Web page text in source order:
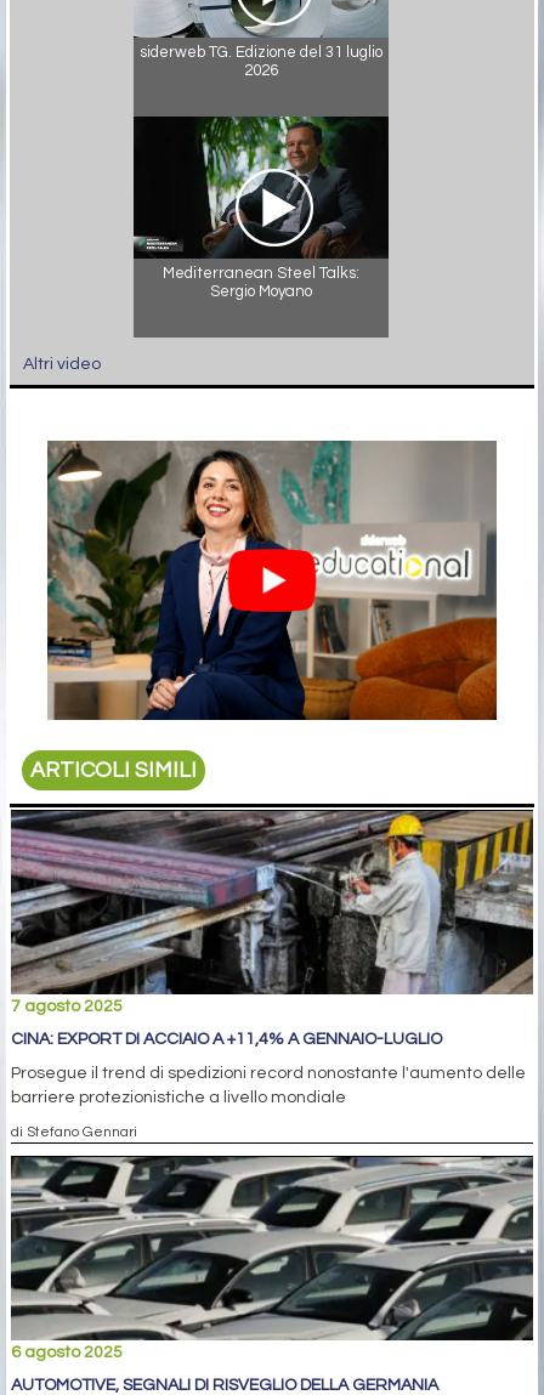
siderweb TG. Edizione del 31 luglio
2026
Mediterranean Steel Talks:
Sergio Moyano
Altri video
ARTICOLI SIMILI
7 agosto 2025
CINA: EXPORT DI ACCIAIO A +11,4% A GENNAIO-LUGLIO
Prosegue il trend di spedizioni record nonostante l'aumento delle
barriere protezionistiche a livello mondiale
di Stefano Gennari
6 agosto 2025
AUTOMOTIVE, SEGNALI DI RISVEGLIO DELLA GERMANIA